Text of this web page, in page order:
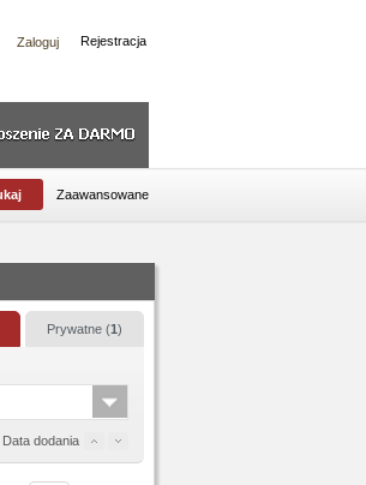
Rejestracja
Zaawansowane
Prywatne (1)
Data dodania